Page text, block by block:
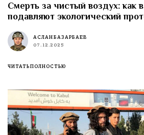
Смерть за чистый воздух: как
подавляют экологический
АСЛАН БАЗАРБАЕВ
07.12.2025
ЧИТАТЬ ПОЛНОСТЬЮ